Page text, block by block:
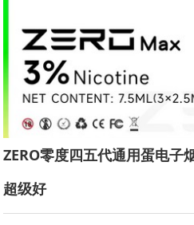
ZERO零度四五代通用蛋电子
超级好